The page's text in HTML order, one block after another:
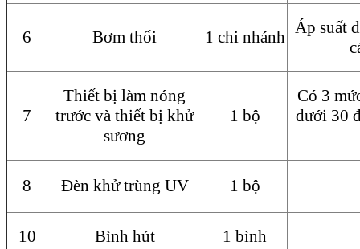
6 Bơm thổi 1 chi nhánh Áp suất
7
Thiết bị làm nóng
trước và thiết bị khử
sương
1 bộ
Có 3
dưới 30
8 Đèn khử trùng UV 1 bộ
10 Bình hút 1 bình